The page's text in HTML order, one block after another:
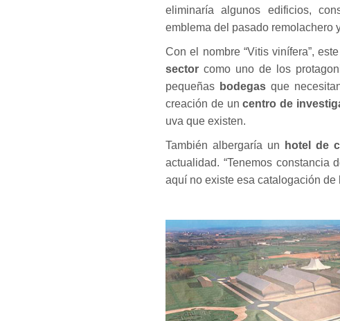
eliminaría algunos edificios,
emblema del pasado remolachero
Con el nombre “Vitis vinífera”,
sectorcomo uno de los
pequeñas bodegas que
creación de uncentro de
uva que existen.
También albergaría un hotel de
actualidad. “Tenemos constancia
aquí no existe esa catalogación de